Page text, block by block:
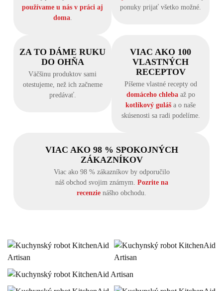
používame u nás v práci aj
doma.
ponuky prijať všetko možné.
ZA TO DÁME RUKU
DO OHŇA
Väčšinu produktov sami
otestujeme, než ich začneme
predávať.
VIAC AKO 100
VLASTNÝCH
RECEPTOV
Píšeme vlastné recepty od
domáceho chlebaaž po
kotlíkový guláš a o naše
skúsenosti sa radi podelíme.
VIAC AKO 98 % SPOKOJNÝCH
ZÁKAZNÍKOV
Viac ako 98 % zákazníkov by odporučilo
náš obchod svojim známym. Pozrite na
recenzie nášho obchodu.